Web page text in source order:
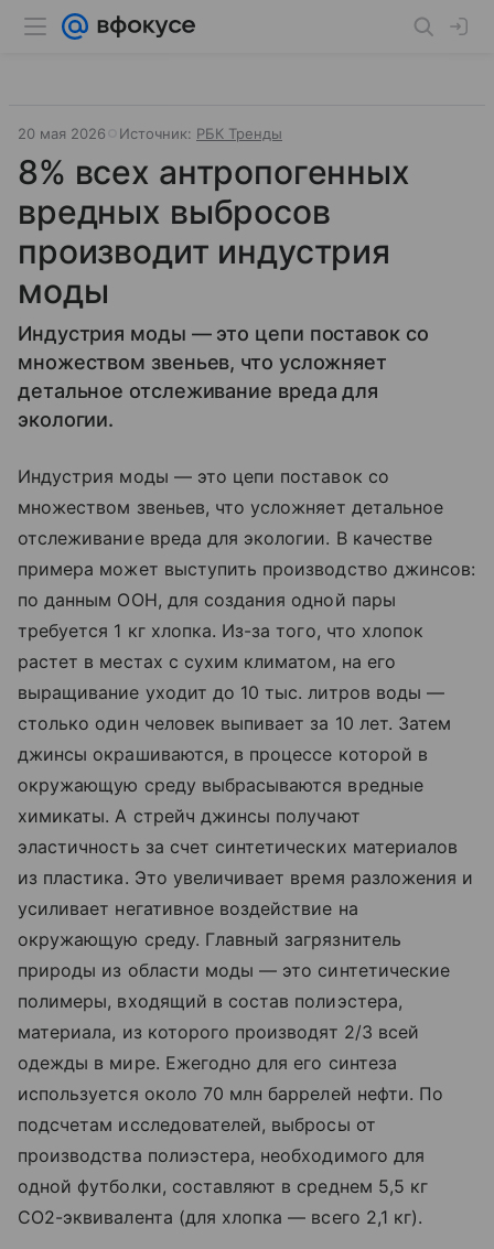
20 мая 2026 Источник: РБК Тренды
8% всех антропогенных
вредных выбросов
производит индустрия
моды
Индустрия моды — это цепи поставок со
множеством звеньев, что усложняет
детальное отслеживание вреда для
экологии.
Индустрия моды — это цепи поставок со
множеством звеньев, что усложняет детальное
отслеживание вреда для экологии. В качестве
примера может выступить производство джинсов:
по данным ООН, для создания одной пары
требуется 1 кг хлопка. Из-за того, что хлопок
растет в местах с сухим климатом, на его
выращивание уходит до 10 тыс. литров воды —
столько один человек выпивает за 10 лет. Затем
джинсы окрашиваются, в процессе которой в
окружающую среду выбрасываются вредные
химикаты. А стрейч джинсы получают
эластичность за счет синтетических материалов
из пластика. Это увеличивает время разложения и
усиливает негативное воздействие на
окружающую среду. Главный загрязнитель
природы из области моды — это синтетические
полимеры, входящий в состав полиэстера,
материала, из которого производят 2/3 всей
одежды в мире. Ежегодно для его синтеза
используется около 70 млн баррелей нефти. По
подсчетам исследователей, выбросы от
производства полиэстера, необходимого для
одной футболки, составляют в среднем 5,5 кг
CO2-эквивалента (для хлопка — всего 2,1 кг).